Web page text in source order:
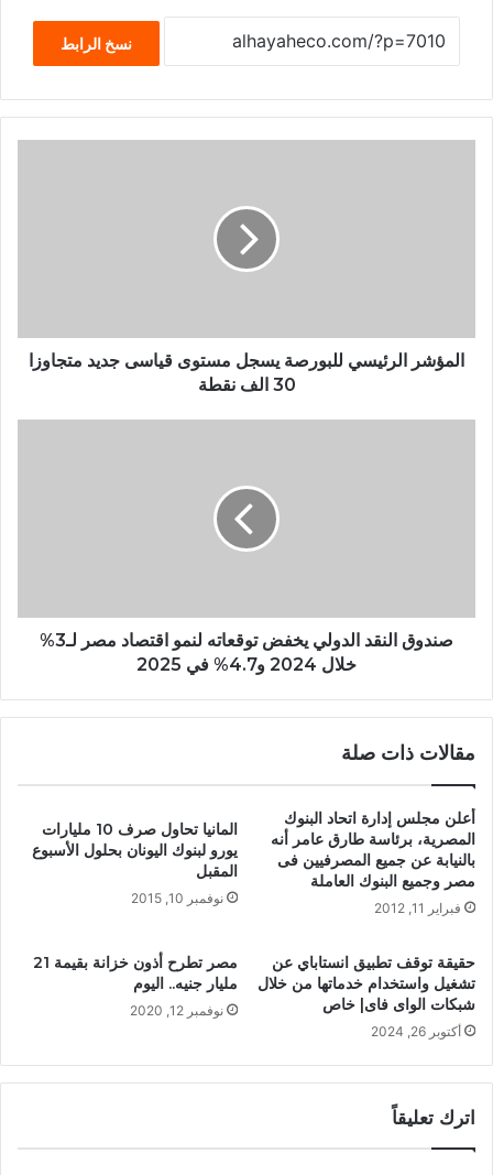
نسخ الرابط
المؤشر الرئيسي للبورصة يسجل مستوى قياسى جديد متجاوزا
30 الف نقطة
صندوق النقد الدولي يخفض توقعاته لنمو اقتصاد مصر لـ3%
خلال 2024 و4.7% في 2025
مقالات ذات صلة
أعلن مجلس إدارة اتحاد البنوك
المصرية، برئاسة طارق عامر أنه
بالنيابة عن جميع المصرفيين فى
مصر وجميع البنوك العاملة
فبراير 11, 2012
المانيا تحاول صرف 10 مليارات
يورو لبنوك اليونان بحلول الأسبوع
المقبل
نوفمبر 10, 2015
حقيقة توقف تطبيق انستاباي عن
تشغيل واستخدام خدماتها من خلال
شبكات الواى فاى| خاص
أكتوبر 26, 2024
مصر تطرح أذون خزانة بقيمة 21
مليار جنيه.. اليوم
نوفمبر 12, 2020
اترك تعليقاً